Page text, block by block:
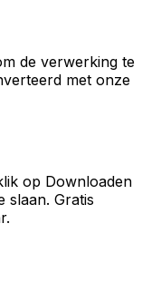
de verwerking te
met onze
op Downloaden
slaan. Gratis